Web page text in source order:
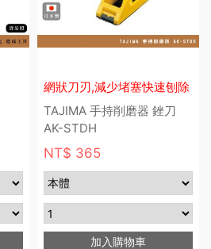
網狀刀刃,減少堵塞快速刨除
TAJIMA 手持削磨器 銼刀
AK-STDH
NT$ 365
加入購物車